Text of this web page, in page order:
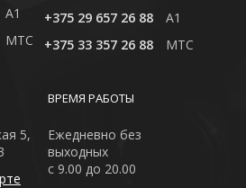
A1
MTC
+375 29 657 26 88
A1
+375 33 357 26 88
MTC
ВРЕМЯ РАБОТЫ
Ежедневно без
выходных
с 9.00 до 20.00
5,